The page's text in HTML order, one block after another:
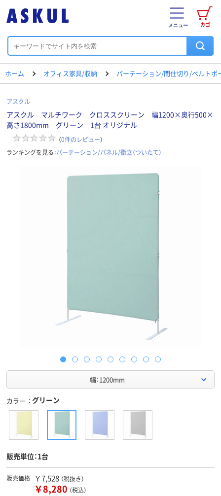
カゴ
メニュー
ホーム オフィス家具/収納 パーテーション/間仕切り/ベルトポ
アスクル
アスクル マルチワーク クロススクリーン 幅1200×奥行500×
高さ1800mm グリーン 1台 オリジナル
（0件のレビュー）
ランキングを見る：パーテーション/パネル/衝立（ついたて）
幅：1200mm
カラー グリーン
販売単位：1台
販売価格 ￥7,528 （税抜き）
￥8,280 （税込）